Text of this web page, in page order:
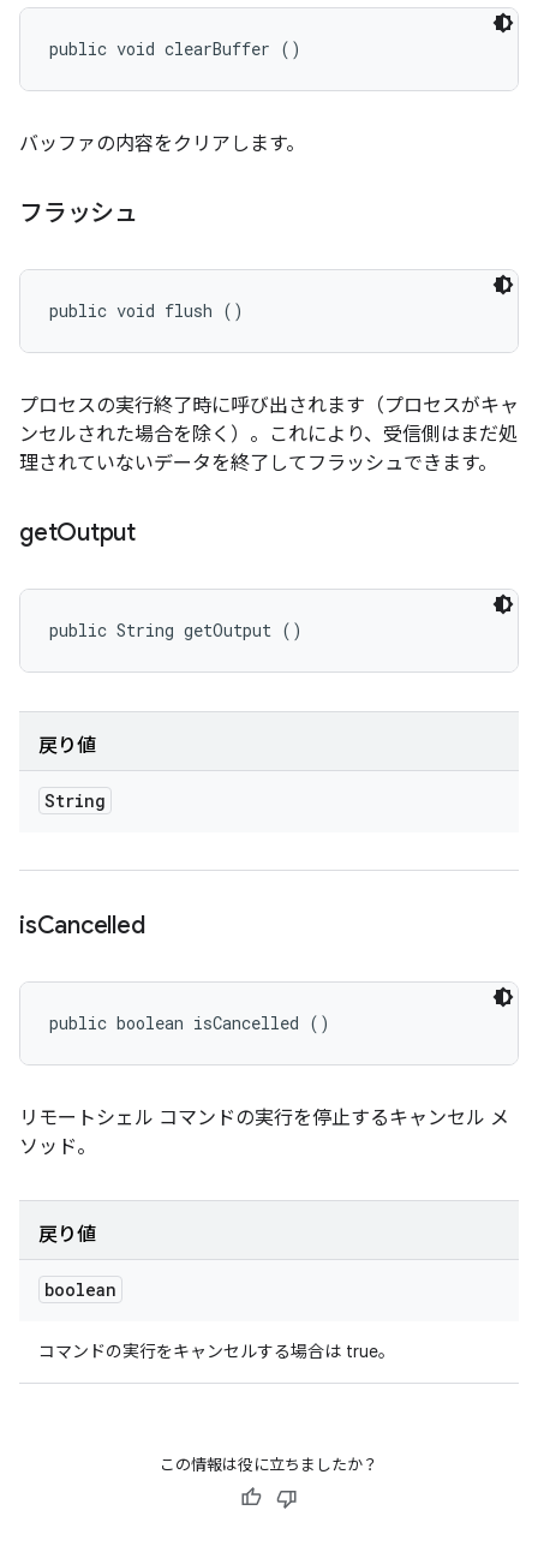
public void clearBuffer ()
バッファの内容をクリアします。
フラッシュ
public void flush ()
プロセスの実行終了時に呼び出されます（プロセスがキャ
ンセルされた場合を除く）。これにより、受信側はまだ処
理されていないデータを終了してフラッシュできます。
getOutput
public String getOutput ()
戻り値
String
isCancelled
public boolean isCancelled ()
リモートシェル コマンドの実行を停止するキャンセル メ
ソッド。
戻り値
boolean
コマンドの実行をキャンセルする場合は true。
この情報は役に立ちましたか？